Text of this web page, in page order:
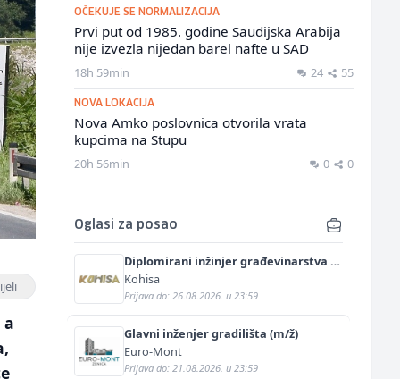
OČEKUJE SE NORMALIZACIJA
Prvi put od 1985. godine Saudijska Arabija
nije izvezla nijedan barel nafte u SAD
18h 59min 24 55
NOVA LOKACIJA
Nova Amko poslovnica otvorila vrata
kupcima na Stupu
20h 56min 0 0
Oglasi za posao
Diplomirani inžinjer građevinarstva -
saobraćajni smjer (m/ž)
Kohisa
Prijava do: 26.08.2026. u 23:59
Glavni inženjer gradilišta (m/ž)
Euro-Mont
Prijava do: 21.08.2026. u 23:59